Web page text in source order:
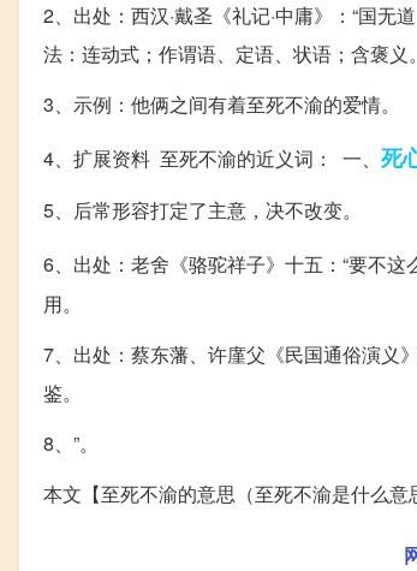
2、出处：西汉·戴圣《礼记·中庸》：“国
法：连动式；作谓语、定语、状语；含褒义。
3、示例：他俩之间有着至死不渝的爱情。
4、扩展资料 至死不渝的近义词： 一、 死
5、后常形容打定了主意，决不改变。
6、出处：老舍《骆驼祥子》十五：“要不这
用。
7、出处：蔡东藩、许廑父《民国通俗演义
鉴。
8、”。
本文【至死不渝的意思（至死不渝是什么意